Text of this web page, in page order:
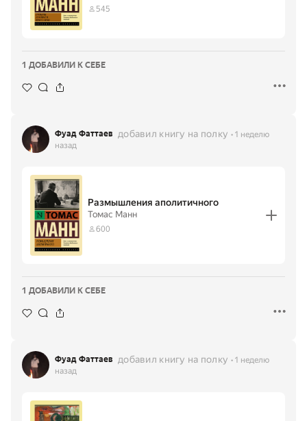
545
1 ДОБАВИЛИ К СЕБЕ
Фуад Фаттаев добавил книгу на полку
1 неделю
назад
Размышления аполитичного
Томас Манн
600
1 ДОБАВИЛИ К СЕБЕ
Фуад Фаттаев добавил книгу на полку
1 неделю
назад